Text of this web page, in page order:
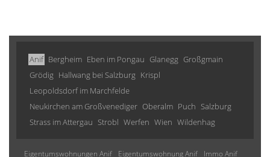
Anif Bergheim Eben im Pongau Glanegg Großgmain
Grödig Hallwang bei Salzburg Krispl
Leopoldsdorf im Marchfelde
Neukirchen am Großvenediger Oberalm Puch Salzburg
Strass im Attergau Strobl Werfen Wien Wildenhag
Eigentumswohnungen Anif Eigentumswohnung Anif
Immo Anif